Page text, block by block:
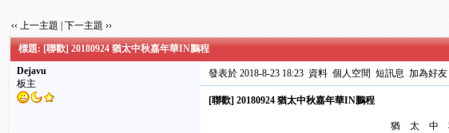
‹‹ 上一主題 下一主題 ››
標題: [聯歡] 20180924 猶太中秋嘉年華IN鵬程
Dejavu
板主
發表於 2018-8-23 18:23 資料 個人空間 短訊息 加為好友
[聯歡] 20180924 猶太中秋嘉年華IN鵬程
猶 太 中 秋 嘉